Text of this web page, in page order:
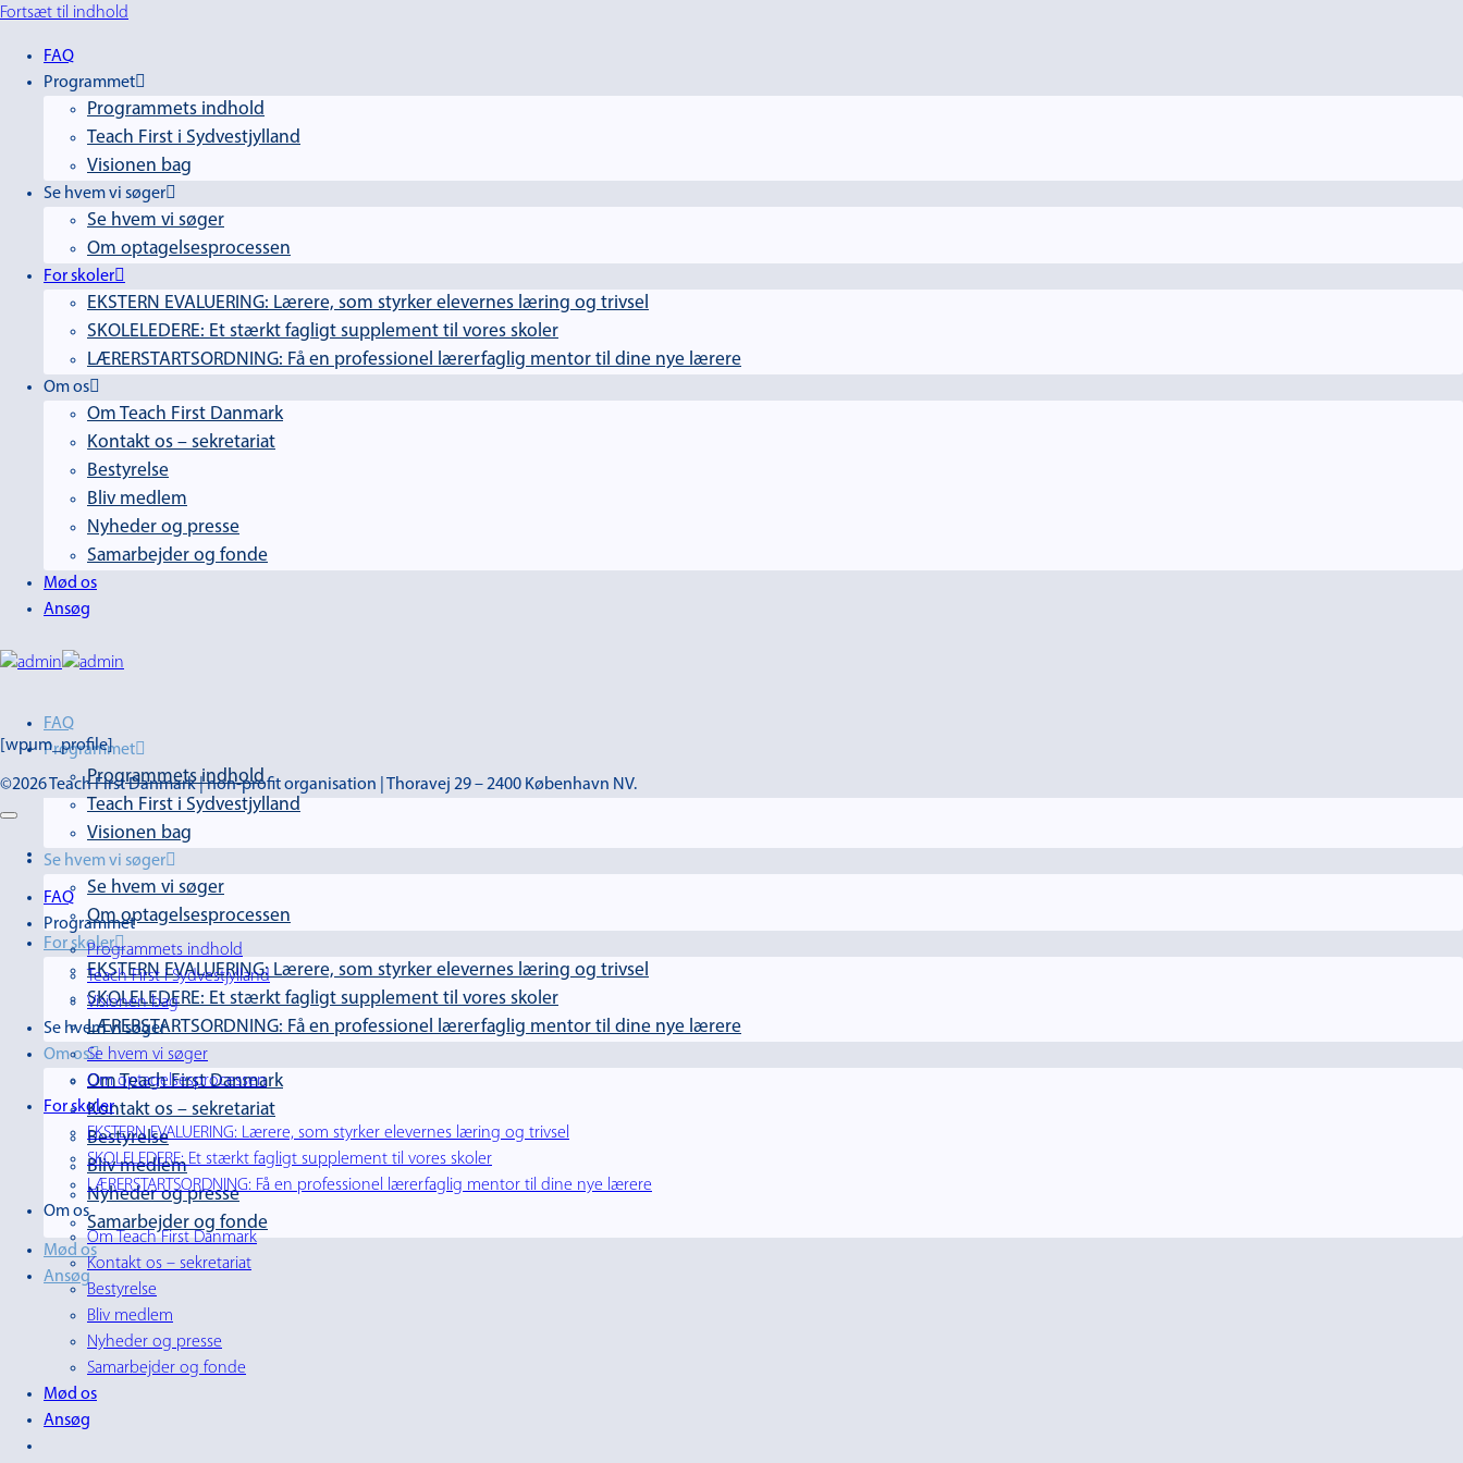
Fortsæt til indhold
FAQ
Programmet
Programmets indhold
Teach First i Sydvestjylland
Visionen bag
Se hvem vi søger
Se hvem vi søger
Om optagelsesprocessen
For skoler
EKSTERN EVALUERING: Lærere, som styrker elevernes læring og trivsel
SKOLELEDERE: Et stærkt fagligt supplement til vores skoler
LÆRERSTARTSORDNING: Få en professionel lærerfaglig mentor til dine nye lærere
Om os
Om Teach First Danmark
Kontakt os – sekretariat
Bestyrelse
Bliv medlem
Nyheder og presse
Samarbejder og fonde
Mød os
Ansøg
FAQ
Programmet
Programmets indhold
Teach First i Sydvestjylland
Visionen bag
Se hvem vi søger
Se hvem vi søger
Om optagelsesprocessen
For skoler
EKSTERN EVALUERING: Lærere, som styrker elevernes læring og trivsel
SKOLELEDERE: Et stærkt fagligt supplement til vores skoler
LÆRERSTARTSORDNING: Få en professionel lærerfaglig mentor til dine nye lærere
Om os
Om Teach First Danmark
Kontakt os – sekretariat
Bestyrelse
Bliv medlem
Nyheder og presse
Samarbejder og fonde
Mød os
Ansøg
[wpum_profile]
©2026 Teach First Danmark | non-profit organisation | Thoravej 29 – 2400 København NV.
FAQ
Programmet
Programmets indhold
Teach First i Sydvestjylland
Visionen bag
Se hvem vi søger
Se hvem vi søger
Om optagelsesprocessen
For skoler
EKSTERN EVALUERING: Lærere, som styrker elevernes læring og trivsel
SKOLELEDERE: Et stærkt fagligt supplement til vores skoler
LÆRERSTARTSORDNING: Få en professionel lærerfaglig mentor til dine nye lærere
Om os
Om Teach First Danmark
Kontakt os – sekretariat
Bestyrelse
Bliv medlem
Nyheder og presse
Samarbejder og fonde
Mød os
Ansøg